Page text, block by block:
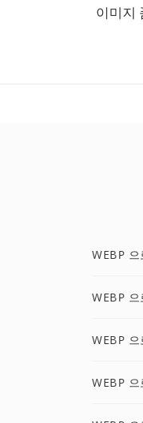
이미지
WEBP 으
WEBP 으
WEBP
WEBP